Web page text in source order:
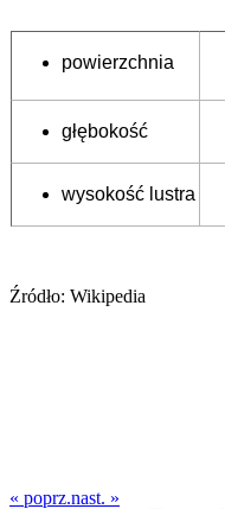
powierzchnia
głębokość
wysokość lustra
Źródło: Wikipedia
« poprz.nast. »